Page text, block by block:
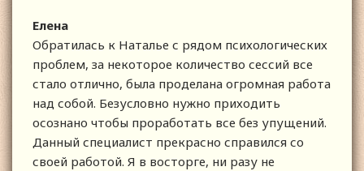
Елена
Обратилась к Наталье с рядом психологических
проблем, за некоторое количество сессий все
стало отлично, была проделана огромная работа
над собой. Безусловно нужно приходить
осознано чтобы проработать все без упущений.
Данный специалист прекрасно справился со
своей работой. Я в восторге, ни разу не